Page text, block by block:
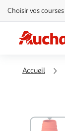
Aller
directement
au
Aller
directement
à
Aller
directement
Choisir vos courses
Accueil